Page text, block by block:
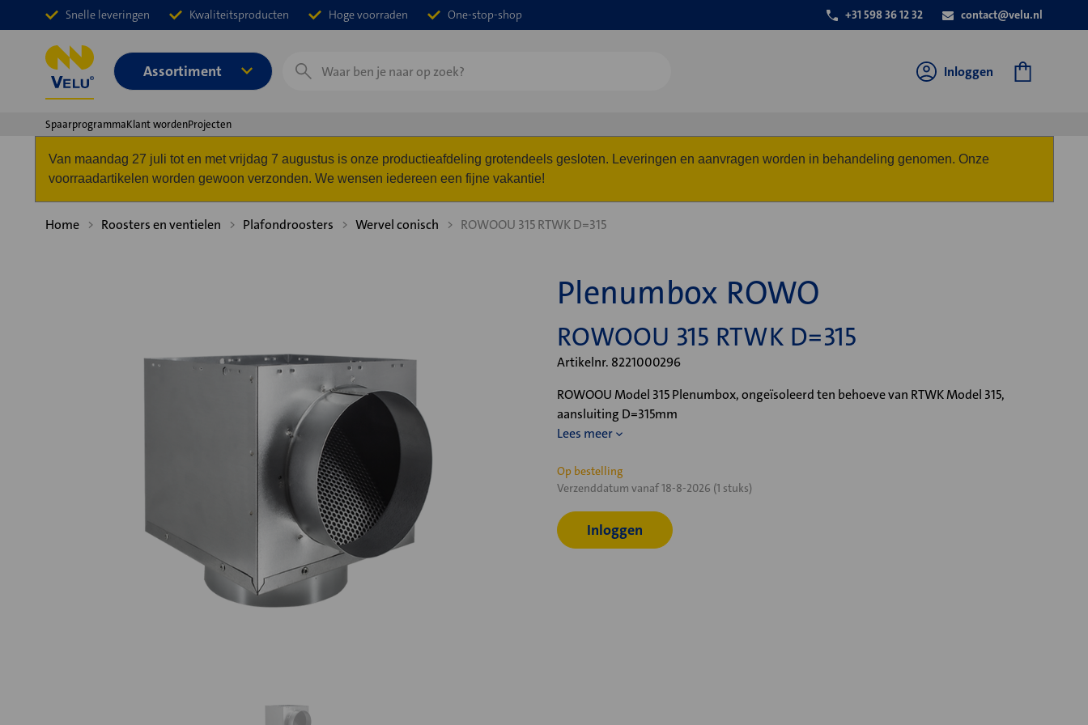
Snelle leveringen Kwaliteitsproducten Hoge voorraden One-stop-shop +31 598 36 12 32 contact@velu.nl
Assortiment
Zoeken
Inloggen
SpaarprogrammaKlant wordenProjecten
Van maandag 27 juli tot en met vrijdag 7 augustus is onze productieafdeling grotendeels gesloten. Leveringen en aanvragen worden in behandeling genomen. Onze
voorraadartikelen worden gewoon verzonden. We wensen iedereen een fijne vakantie!
Home Roosters en ventielen Plafondroosters Wervel conisch ROWOOU 315 RTWK D=315
Plenumbox ROWO
ROWOOU 315 RTWK D=315
Artikelnr. 8221000296
ROWOOU Model 315 Plenumbox, ongeïsoleerd ten behoeve van RTWK Model 315,
aansluiting D=315mm
Lees meer
Huidige
voorraad:
Op bestelling
Verzenddatum vanaf 18-8-2026 (1 stuks)
Inloggen